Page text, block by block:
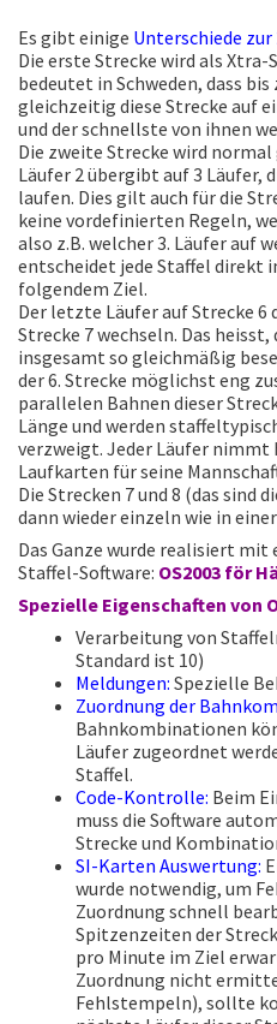
Es gibt einige Unterschiede
Die erste Strecke wird als
bedeutet in Schweden, dass
gleichzeitig diese Strecke auf
und der schnellste von ihnen
Die zweite Strecke wird
Läufer 2 übergibt auf 3 Läufer,
laufen. Dies gilt auch für die
keine vordefinierten Regeln,
also z.B. welcher 3. Läufer auf
entscheidet jede Staffel direkt
folgendem Ziel.
Der letzte Läufer auf Strecke 6
Strecke 7 wechseln. Das
insgesamt so gleichmäßig
der 6. Strecke möglichst eng
parallelen Bahnen dieser
Länge und werden
verzweigt. Jeder Läufer nimmt
Laufkarten für seine
Die Strecken 7 und 8 (das sind
dann wieder einzeln wie in
Das Ganze wurde realisiert mit
Staffel-Software: OS2003 för
Spezielle Eigenschaften von
Verarbeitung von
Standard ist 10)
Meldungen: Spezielle
Zuordnung der
Bahnkombinationen
Läufer zugeordnet
Staffel.
Code-Kontrolle: Beim
muss die Software
Strecke und
SI-Karten Auswertung:
wurde notwendig, um
Zuordnung schnell
Spitzenzeiten der
pro Minute im Ziel
Zuordnung nicht
Fehlstempeln), sollte